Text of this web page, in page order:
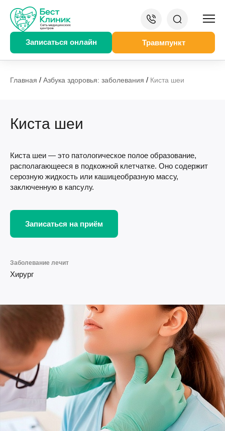
Записаться онлайн Травмпункт
Главная / Азбука здоровья: заболевания / Киста шеи
Киста шеи
Киста шеи — это патологическое полое образование,
располагающееся в подкожной клетчатке. Оно содержит
серозную жидкость или кашицеобразную массу,
заключенную в капсулу.
Записаться на приём
Заболевание лечит
Хирург